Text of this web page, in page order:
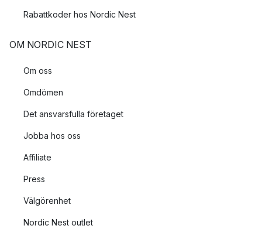
Rabattkoder hos Nordic Nest
OM NORDIC NEST
Om oss
Omdömen
Det ansvarsfulla företaget
Jobba hos oss
Affiliate
Press
Välgörenhet
Nordic Nest outlet